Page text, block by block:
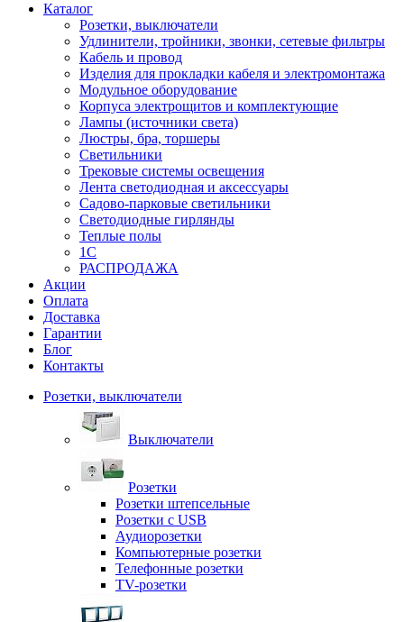
Каталог
Розетки, выключатели
Удлинители, тройники, звонки, сетевые фильтры
Кабель и провод
Изделия для прокладки кабеля и электромонтажа
Модульное оборудование
Корпуса электрощитов и комплектующие
Лампы (источники света)
Люстры, бра, торшеры
Светильники
Трековые системы освещения
Лента светодиодная и аксессуары
Садово-парковые светильники
Светодиодные гирлянды
Теплые полы
1С
РАСПРОДАЖА
Акции
Оплата
Доставка
Гарантии
Блог
Контакты
Розетки, выключатели
Выключатели
Розетки
Розетки штепсельные
Розетки с USB
Аудиорозетки
Компьютерные розетки
Телефонные розетки
TV-розетки